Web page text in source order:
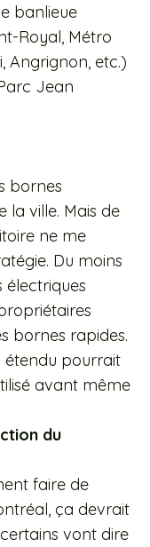
banlieue
Royal, Métro
Angrignon, etc.)
Jean
bornes
la ville. Mais de
ne me
Du moins
électriques
bornes rapides.
étendu pourrait
avant même
du
faire de
ça devrait
vont dire